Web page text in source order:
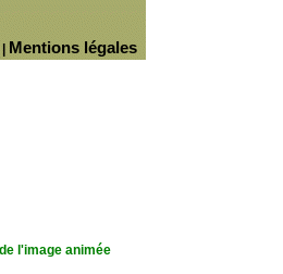
Mentions légales
l'image animée